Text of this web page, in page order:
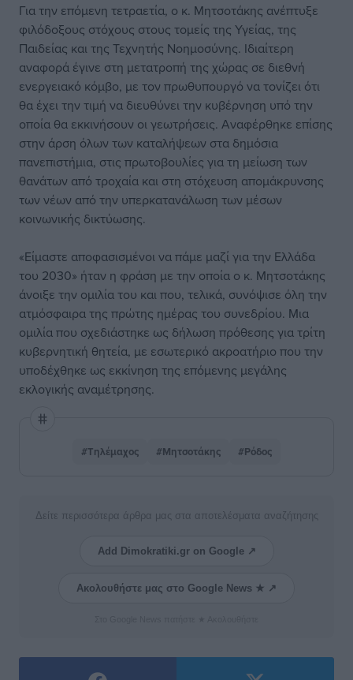
Για την επόμενη τετραετία, ο κ. Μητσοτάκης ανέπτυξε
φιλόδοξους στόχους στους τομείς της Υγείας, της
Παιδείας και της Τεχνητής Νοημοσύνης. Ιδιαίτερη
αναφορά έγινε στη μετατροπή της χώρας σε διεθνή
ενεργειακό κόμβο, με τον πρωθυπουργό να τονίζει ότι
θα έχει την τιμή να διευθύνει την κυβέρνηση υπό την
οποία θα εκκινήσουν οι γεωτρήσεις. Αναφέρθηκε επίσης
στην άρση όλων των καταλήψεων στα δημόσια
πανεπιστήμια, στις πρωτοβουλίες για τη μείωση των
θανάτων από τροχαία και στη στόχευση απομάκρυνσης
των νέων από την υπερκατανάλωση των μέσων
κοινωνικής δικτύωσης.
«Είμαστε αποφασισμένοι να πάμε μαζί για την Ελλάδα
του 2030» ήταν η φράση με την οποία ο κ. Μητσοτάκης
άνοιξε την ομιλία του και που, τελικά, συνόψισε όλη την
ατμόσφαιρα της πρώτης ημέρας του συνεδρίου. Μια
ομιλία που σχεδιάστηκε ως δήλωση πρόθεσης για τρίτη
κυβερνητική θητεία, με εσωτερικό ακροατήριο που την
υποδέχθηκε ως εκκίνηση της επόμενης μεγάλης
εκλογικής αναμέτρησης.
#Τηλέμαχος #Μητσοτάκης #Ρόδος
Δείτε περισσότερα άρθρα μας στα αποτελέσματα αναζήτησης
Add Dimokratiki.gr on Google ↗
Ακολουθήστε μας στο Google News ★ ↗